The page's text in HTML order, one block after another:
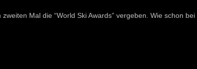
Mal die “World Ski Awards” vergeben. Wie schon